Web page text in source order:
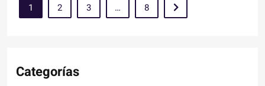
1 2 3 … 8
Categorías